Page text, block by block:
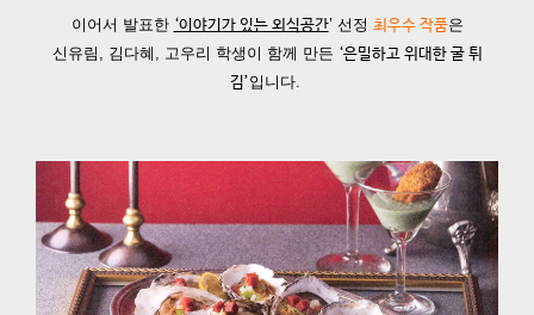
이어서 발표한 ‘이야기가 있는 외식공간’ 선정 최우수 작품은
신유림, 김다혜, 고우리 학생이 함께 만든 ‘은밀하고 위대한 굴 튀
김’입니다.